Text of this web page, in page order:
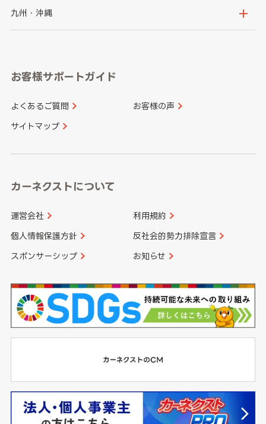
神奈川県
山梨県
愛知県
京都府
和歌山県
鳥取県
山口県
香川県 愛媛県
九州・沖縄
長崎県
大分県 宮崎県
お客様サポートガイド
よくあるご質問 お客様の声
サイトマップ
カーネクストについて
運営会社 利用規約
個人情報保護方針 反社会的勢力排除宣言
スポンサーシップ お知らせ